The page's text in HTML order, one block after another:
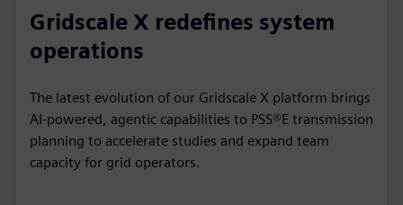
Gridscale X redefines system
operations
The latest evolution of our Gridscale X platform brings
AI-powered, agentic capabilities to PSS®E transmission
planning to accelerate studies and expand team
capacity for grid operators.